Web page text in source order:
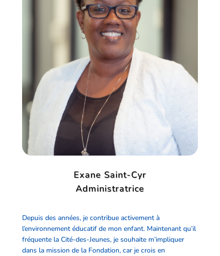
Exane Saint-Cyr
Administratrice
Depuis des années, je contribue activement à
l’environnement éducatif de mon enfant. Maintenant qu’il
fréquente la Cité-des-Jeunes, je souhaite m’impliquer
dans la mission de la Fondation, car je crois en